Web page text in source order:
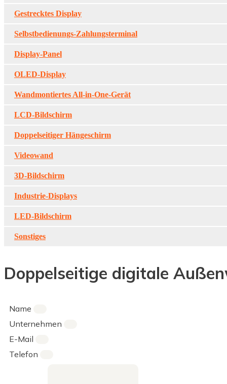
Gestrecktes Display
Selbstbedienungs-Zahlungsterminal
Display-Panel
OLED-Display
Wandmontiertes All-in-One-Gerät
LCD-Bildschirm
Doppelseitiger Hängeschirm
Videowand
3D-Bildschirm
Industrie-Displays
LED-Bildschirm
Sonstiges
Doppelseitige digitale
Name
Unternehmen
E-Mail
Telefon